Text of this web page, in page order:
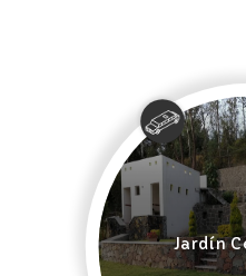
Jardín